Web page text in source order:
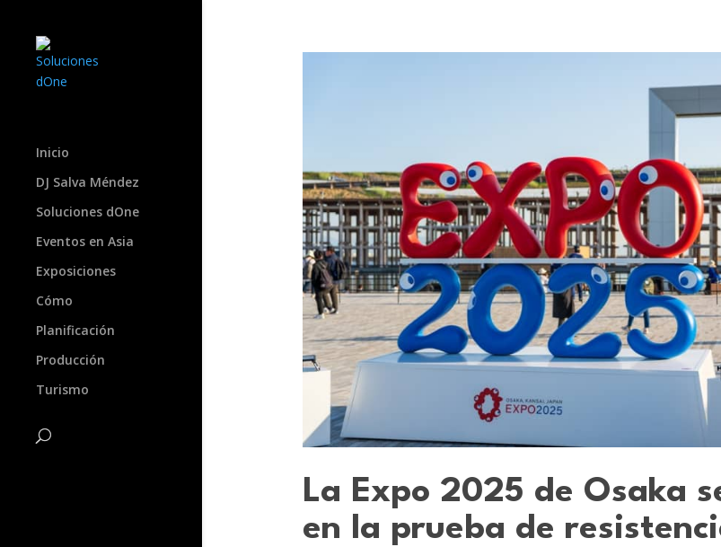
Inicio
DJ Salva Méndez
Soluciones dOne
Eventos en Asia
Exposiciones
Cómo
Planificación
Producción
Turismo
La Expo 2025 de Osaka
en la prueba de